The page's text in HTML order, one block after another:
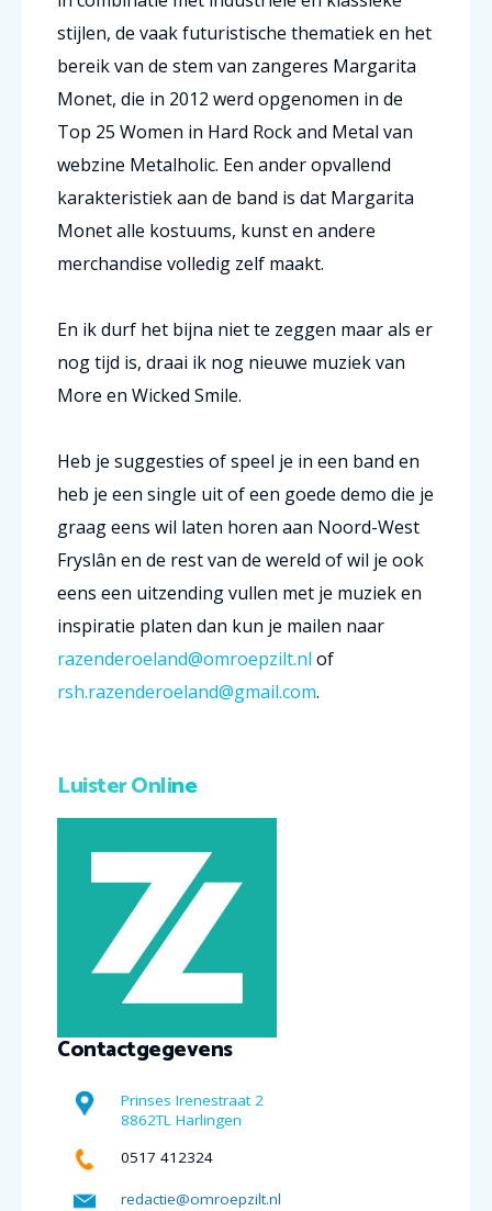
stijlen, de vaak futuristische thematiek en het
bereik van de stem van zangeres Margarita
Monet, die in 2012 werd opgenomen in de
Top 25 Women in Hard Rock and Metal van
webzine Metalholic. Een ander opvallend
karakteristiek aan de band is dat Margarita
Monet alle kostuums, kunst en andere
merchandise volledig zelf maakt.
En ik durf het bijna niet te zeggen maar als er
nog tijd is, draai ik nog nieuwe muziek van
More en Wicked Smile.
Heb je suggesties of speel je in een band en
heb je een single uit of een goede demo die je
graag eens wil laten horen aan Noord-West
Fryslân en de rest van de wereld of wil je ook
eens een uitzending vullen met je muziek en
inspiratie platen dan kun je mailen naar
razenderoeland@omroepzilt.nl of
rsh.razenderoeland@gmail.com.
Luister Online
Contactgegevens
Prinses Irenestraat 2
8862TL Harlingen
0517 412324
redactie@omroepzilt.nl